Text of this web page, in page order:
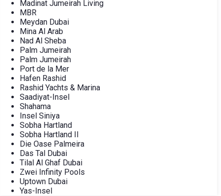
Madinat Jumeirah Living
MBR
Meydan Dubai
Mina Al Arab
Nad Al Sheba
Palm Jumeirah
Palm Jumeirah
Port de la Mer
Hafen Rashid
Rashid Yachts & Marina
Saadiyat-Insel
Shahama
Insel Siniya
Sobha Hartland
Sobha Hartland II
Die Oase Palmeira
Das Tal Dubai
Tilal Al Ghaf Dubai
Zwei Infinity Pools
Uptown Dubai
Yas-Insel